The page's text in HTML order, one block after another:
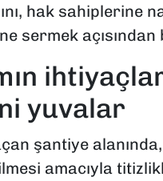
hak sahiplerine
sermek
yuvalar
şantiye
amacıyla